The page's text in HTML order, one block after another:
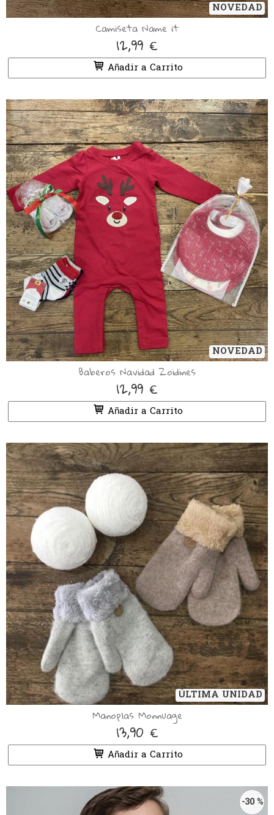
NOVEDAD
Camiseta Name it
12,99 €
Añadir a Carrito
NOVEDAD
Baberos Navidad Zoidines
12,99 €
Añadir a Carrito
ÚLTIMA UNIDAD
Manoplas Monnuage
13,90 €
Añadir a Carrito
-30 %